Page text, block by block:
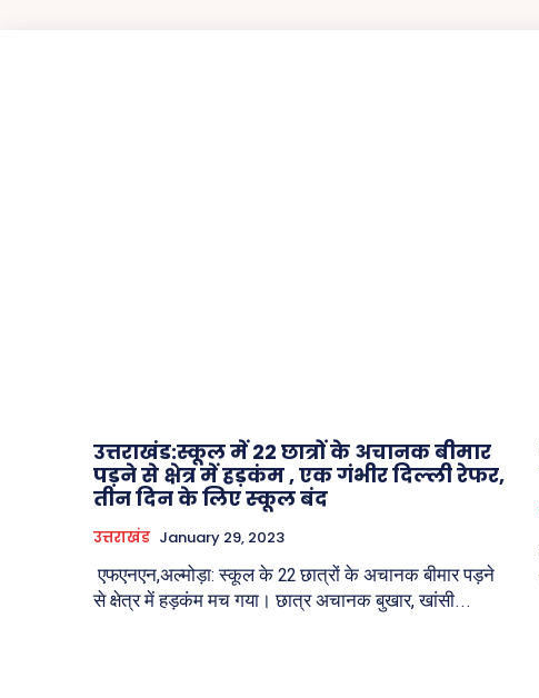
उत्तराखंड:स्कूल में 22 छात्रों के अचानक बीमार
पड़ने से क्षेत्र में हड़कंम , एक गंभीर दिल्‍ली रेफर,
तीन दिन के लिए स्‍कूल बंद
उत्तराखंड January 29, 2023
एफएनएन,अल्मोड़ा: स्कूल के 22 छात्रों के अचानक बीमार पड़ने
से क्षेत्र में हड़कंम मच गया। छात्र अचानक बुखार, खांसी...